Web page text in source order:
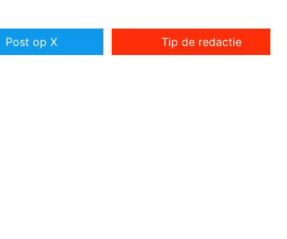
Post op X Tip de redactie